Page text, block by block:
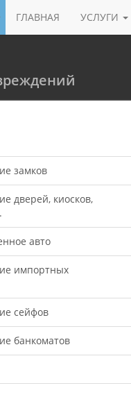
ГЛАВНАЯ УСЛУГИ
замков
дверей, киосков,
авто
импортных
сейфов
банкоматов